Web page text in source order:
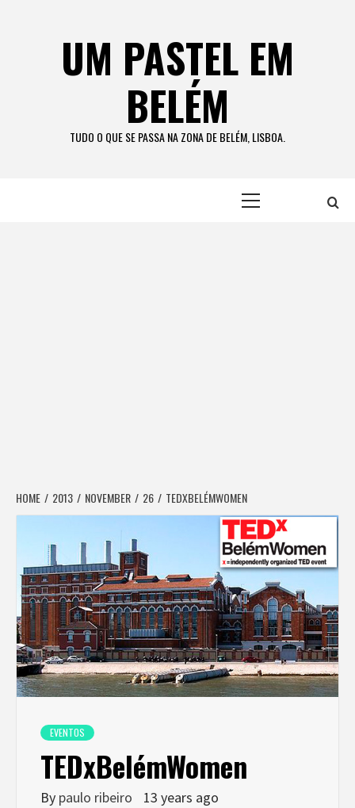
UM PASTEL EM
BELÉM
TUDO O QUE SE PASSA NA ZONA DE BELÉM, LISBOA.
HOME 2013 NOVEMBER 26 TEDXBELÉMWOMEN
EVENTOS
TEDxBelémWomen
By paulo ribeiro 13 years ago